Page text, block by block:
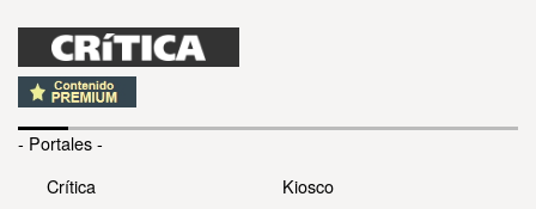
- Portales -
Crítica
Kiosco